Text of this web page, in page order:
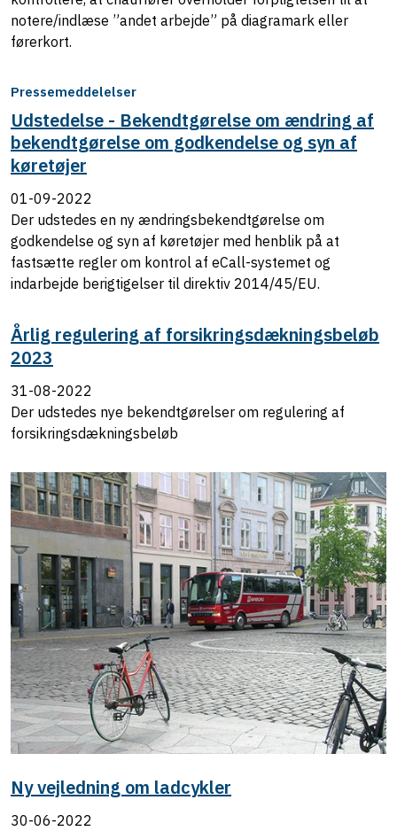
notere/indlæse ”andet arbejde” på diagramark eller
førerkort.
Pressemeddelelser
Udstedelse - Bekendtgørelse om ændring af
bekendtgørelse om godkendelse og syn af
køretøjer
01-09-2022
Der udstedes en ny ændringsbekendtgørelse om
godkendelse og syn af køretøjer med henblik på at
fastsætte regler om kontrol af eCall-systemet og
indarbejde berigtigelser til direktiv 2014/45/EU.
Årlig regulering af forsikringsdækningsbeløb
2023
31-08-2022
Der udstedes nye bekendtgørelser om regulering af
forsikringsdækningsbeløb
Ny vejledning om ladcykler
30-06-2022